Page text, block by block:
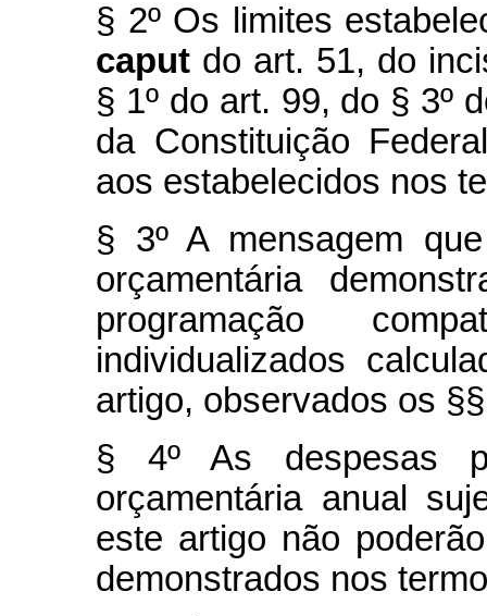
§ 2º Os limites
caput do art. 51, do
§ 1º do art. 99, do § 3º
da Constituição
aos estabelecidos nos
§ 3º A mensagem
orçamentária
programação
individualizados
artigo, observados os
§ 4º As despesas
orçamentária anual
este artigo não
demonstrados nos